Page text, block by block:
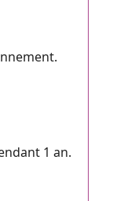
1 an.